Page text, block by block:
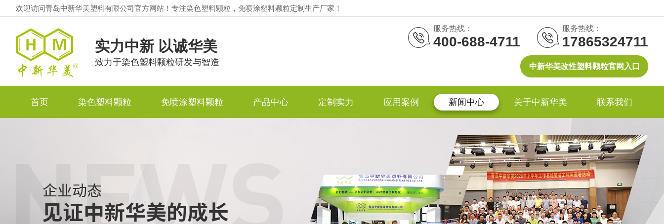
中新华美改性塑料颗粒官网入口
欢迎访问青岛中新华美塑料有限公司官方网站！专注染色塑料颗粒，免喷涂塑料颗粒定制生产厂家！
实力中新 以诚华美
致力于染色塑料颗粒研发与智造
服务热线：
400-688-4711
服务热线：
17865324711
首页 染色塑料颗粒 免喷涂塑料颗粒 产品中心 定制实力 应用案例 新闻中心 关于中新华美 联系我们